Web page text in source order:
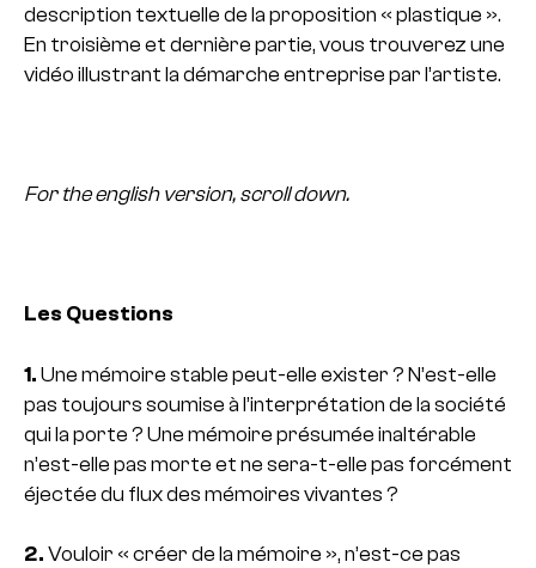
description textuelle de la proposition « plastique ».
En troisième et dernière partie, vous trouverez une
vidéo illustrant la démarche entreprise par l’artiste.
For the english version, scroll down.
Les Questions
1. Une mémoire stable peut-elle exister ? N’est-elle
pas toujours soumise à l’interprétation de la société
qui la porte ? Une mémoire présumée inaltérable
n’est-elle pas morte et ne sera-t-elle pas forcément
éjectée du flux des mémoires vivantes ?
2. Vouloir « créer de la mémoire », n’est-ce pas